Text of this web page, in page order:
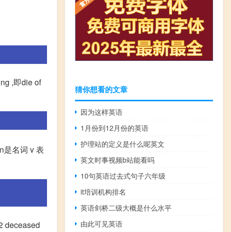
,即die of
是名词 v 表
deceased
猜你想看的文章
因为这样英语
1月份到12月份的英语
护理站的定义是什么呢英文
英文时事视频b站能看吗
10句英语过去式句子六年级
it培训机构排名
英语剑桥二级大概是什么水平
由此可见英语